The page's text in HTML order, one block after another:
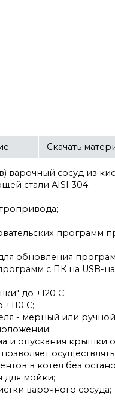
Скачать
варочный сосуд из
стали AISI 304;
программ
обновления
с ПК на USB-
до +120 С;
С;
- мерный или
и опускания крышки
в котел без
для мойки;
варочного сосуда;